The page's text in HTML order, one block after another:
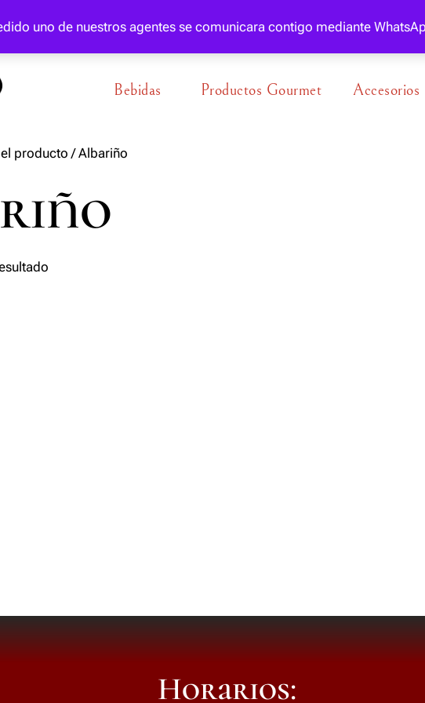
uno de nuestros agentes se comunicara contigo mediante
salud.
Bebidas Productos Gourmet Accesorios
producto / Albariño
Horarios: